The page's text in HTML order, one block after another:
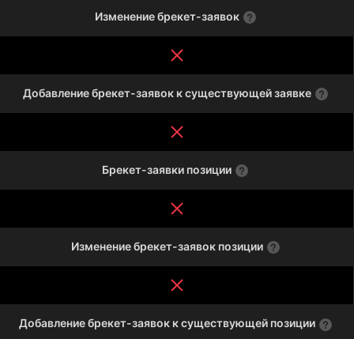
Изменение брекет-заявок
Добавление брекет-заявок к существующей заявке
Брекет-заявки позиции
Изменение брекет-заявок позиции
Добавление брекет-заявок к существующей позиции